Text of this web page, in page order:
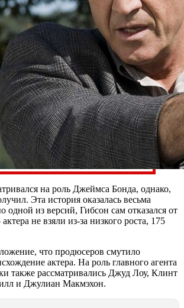
на роль Джеймса Бонда, однако,
Эта история оказалась весьма
одной из версий, Гибсон сам отказался от
не взяли из-за низкого роста, 175
что продюсеров смутило
актера. На роль главного агента
также рассматривались Джуд Лоу, Клинт
и Джулиан Макмэхон.